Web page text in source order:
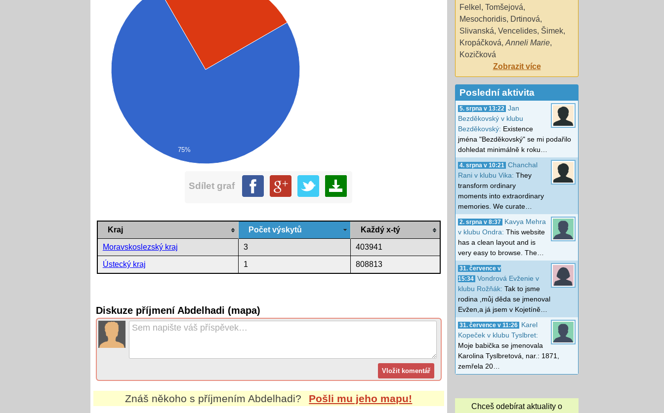
75%
Sdílet graf
Kraj Počet výskytů Každý x-tý
Moravskoslezský kraj 3 403941
Ústecký kraj 1 808813
Diskuze příjmení Abdelhadi (mapa)
Znáš někoho s příjmenímAbdelhadi? Pošli mu jeho mapu!
Felkel , Tomšejová,
Mesochoridis, Drtinová,
Slivanská, Vencelides, Šimek,
Kropáčková, Anneli Marie,
Kozičková
Zobrazit více
Poslední aktivita
5. srpna v 13:22
Jan
Bezděkovský v klubu
Bezděkovský: Existence
jména "Bezděkovský" se mi podařilo
dohledat minimálně k roku…
4. srpna v 10:21
Chanchal
Rani v klubu Vika: They
transform ordinary
moments into extraordinary
memories. We curate…
2. srpna v 8:37
Kavya Mehra
v klubu Ondra: This website
has a clean layout and is
very easy to browse. The…
31. července v
15:34 Vondrová Evženie v
klubu Rožňák: Tak to jsme
rodina ,můj děda se jmenoval
Evžen,a já jsem v Kojetíně…
31. července v 11:26
Karel
Kopeček v klubu Tyslbret:
Moje babička se jmenovala
Karolina Tyslbretová, nar.: 1871,
zemřela 20…
Chceš odebírat aktuality o